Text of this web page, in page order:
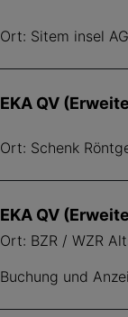
Ort: Sitem insel
EKA QV
Ort: Schenk
EKA QV
Ort: BZR / WZR
Buchung und